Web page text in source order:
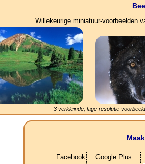
Willekeurige miniatuur-voorbeelden
3 verkleinde, lage resolutie
Facebook Google Plus